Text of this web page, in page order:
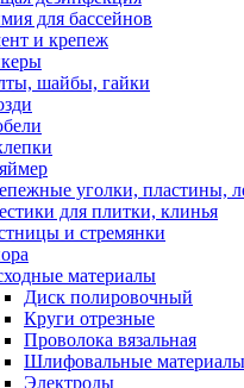
для бассейнов
и крепеж
шайбы, гайки
уголки, пластины,
для плитки, клинья
и стремянки
материалы
Диск полировочный
Круги отрезные
Проволока вязальная
Шлифовальные материалы
Электроды